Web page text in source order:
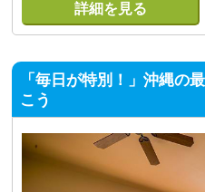
詳細を見る
「毎日が特別！」沖縄の
こう